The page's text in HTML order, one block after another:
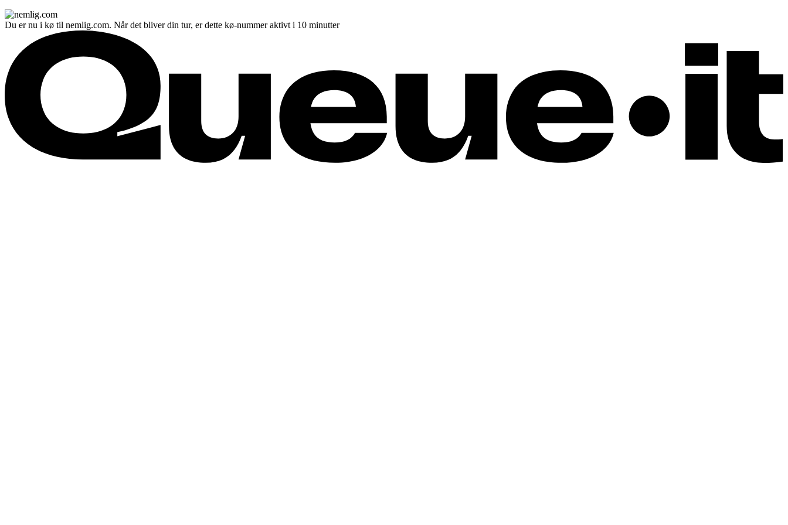
Du er nu i kø til nemlig.com. Når det bliver din tur, er dette kø-nummer aktivt i 10 minutter